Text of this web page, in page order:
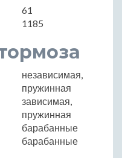
61
1185
независимая,
пружинная
зависимая,
пружинная
барабанные
барабанные